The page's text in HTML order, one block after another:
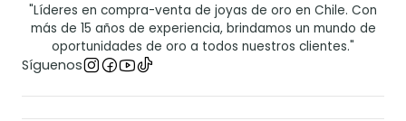
"Líderes en compra-venta de joyas de oro en Chile. Con
más de 15 años de experiencia, brindamos un mundo de
oportunidades de oro a todos nuestros clientes."
Síguenos